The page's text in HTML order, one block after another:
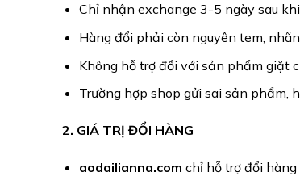
Chỉ nhận exchange 3-5 ngày sau
Hàng đổi phải còn nguyên tem,
Không hỗ trợ đổi với sản phẩm giặt
Trường hợp shop gửi sai sản phẩm,
2. GIÁ TRỊ ĐỔI HÀNG
aodailianna.com chỉ hỗ trợ đổi